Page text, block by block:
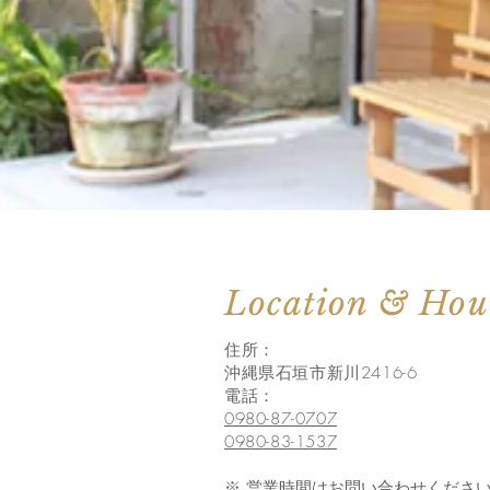
Location &
住所：
沖縄県石垣市新川2416-6
電話：
0980-87-0707
0980-83-1537